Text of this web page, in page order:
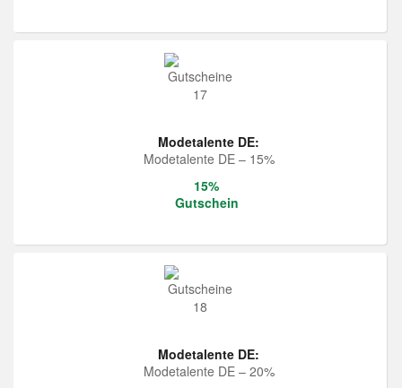
Modetalente DE:
Modetalente DE – 15%
15%
Gutschein
Modetalente DE:
Modetalente DE – 20%